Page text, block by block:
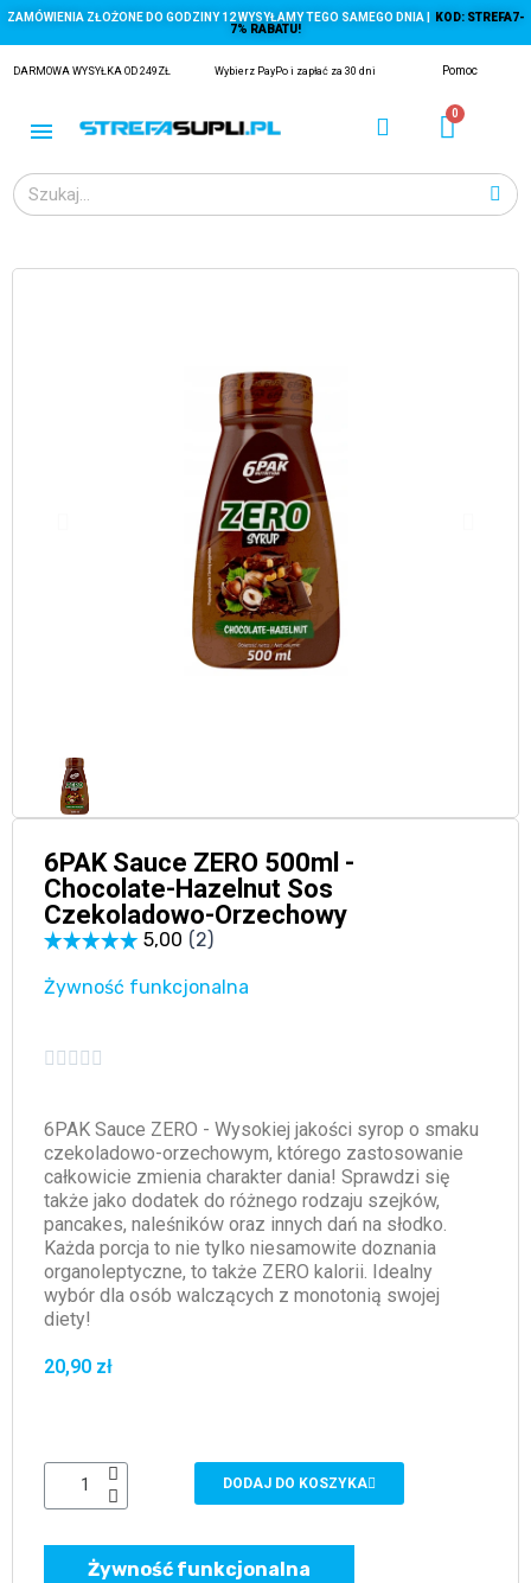
ZAMÓWIENIA ZŁOŻONE DO GODZINY 12 WYSYŁAMY TEGO SAMEGO DNIA |
KOD: STREFA7-
7% RABATU!
DARMOWA WYSYŁKA OD 249ZŁ Wybierz PayPo i zapłać za 30 dni Pomoc
6PAK Sauce ZERO 500ml -
Chocolate-Hazelnut Sos
Czekoladowo-Orzechowy
Żywność funkcjonalna
    
6PAK Sauce ZERO - Wysokiej jakości syrop o smaku
czekoladowo-orzechowym, którego zastosowanie
całkowicie zmienia charakter dania! Sprawdzi się
także jako dodatek do różnego rodzaju szejków,
pancakes, naleśników oraz innych dań na słodko.
Każda porcja to nie tylko niesamowite doznania
organoleptyczne, to także ZERO kalorii. Idealny
wybór dla osób walczących z monotonią swojej
diety!
20,90 zł
DODAJ DO KOSZYKA
Żywność funkcjonalna